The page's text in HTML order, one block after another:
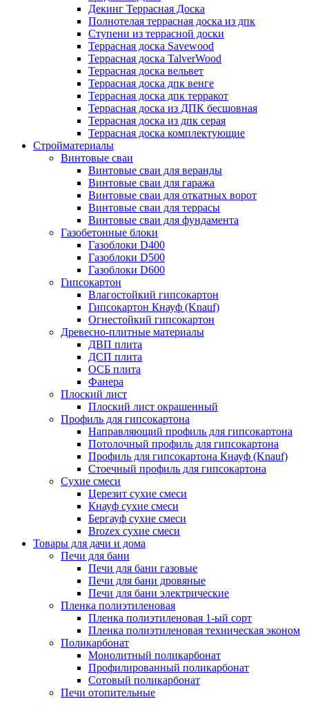
Декинг Террасная Доска
Полнотелая террасная доска из дпк
Ступени из террасной доски
Террасная доска Savewood
Террасная доска TalverWood
Террасная доска вельвет
Террасная доска дпк венге
Террасная доска дпк терракот
Террасная доска из ДПК бесшовная
Террасная доска из дпк серая
Террасная доска комплектующие
Стройматериалы
Винтовые сваи
Винтовые сваи для веранды
Винтовые сваи для гаража
Винтовые сваи для откатных ворот
Винтовые сваи для террасы
Винтовые сваи для фундамента
Газобетонные блоки
Газоблоки D400
Газоблоки D500
Газоблоки D600
Гипсокартон
Влагостойкий гипсокартон
Гипсокартон Кнауф (Knauf)
Огнестойкий гипсокартон
Древесно-плитные материалы
ДВП плита
ДСП плита
ОСБ плита
Фанера
Плоский лист
Плоский лист окрашенный
Профиль для гипсокартона
Направляющий профиль для гипсокартона
Потолочный профиль для гипсокартона
Профиль для гипсокартона Кнауф (Knauf)
Стоечный профиль для гипсокартона
Сухие смеси
Церезит сухие смеси
Кнауф сухие смеси
Бергауф сухие смеси
Brozex сухие смеси
Товары для дачи и дома
Печи для бани
Печи для бани газовые
Печи для бани дровяные
Печи для бани электрические
Пленка полиэтиленовая
Пленка полиэтиленовая 1-ый сорт
Пленка полиэтиленовая техническая эконом
Поликарбонат
Монолитный поликарбонат
Профилированный поликарбонат
Сотовый поликарбонат
Печи отопительные